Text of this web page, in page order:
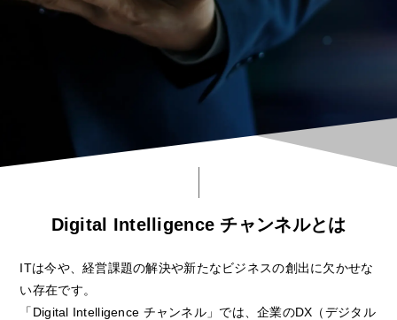
Digital Intelligence チャンネルとは
ITは今や、経営課題の解決や新たなビジネスの創出に欠かせな
い存在です。
「Digital Intelligence チャンネル」では、企業のDX（デジタル